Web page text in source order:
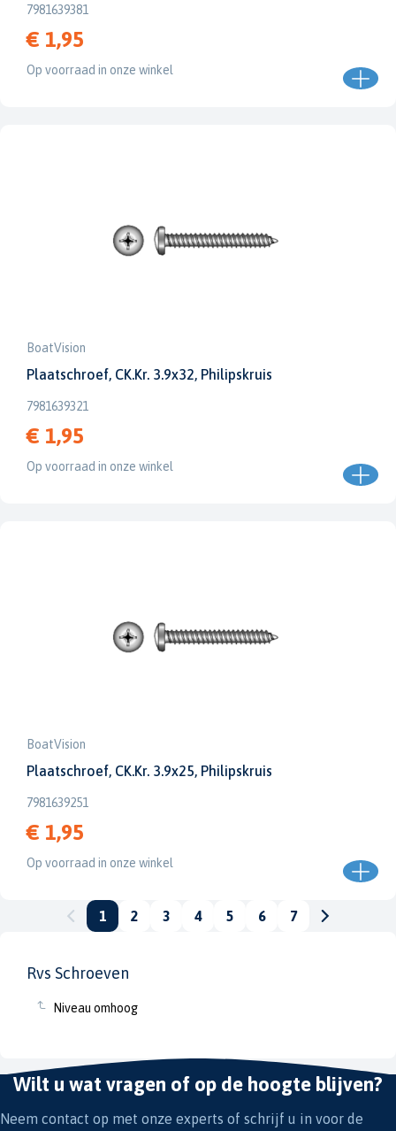
Rvs Schroeven
Niveau omhoog
7981639381
€ 1,95
Op voorraad in onze winkel
BoatVision
Plaatschroef, CK.Kr. 3.9x32, Philipskruis
7981639321
€ 1,95
Op voorraad in onze winkel
BoatVision
Plaatschroef, CK.Kr. 3.9x25, Philipskruis
7981639251
€ 1,95
Op voorraad in onze winkel
1 2 3 4 5 6 7
Wilt u wat vragen of op de hoogte blijven?
Neem contact op met onze experts of schrijf u in voor de